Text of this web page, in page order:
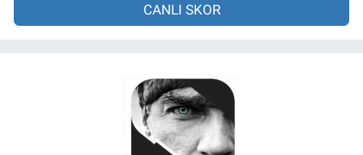
CANLI SKOR